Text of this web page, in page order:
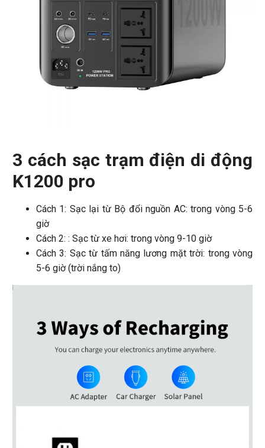
3 cách sạc trạm điện di động
K1200 pro
Cách 1: Sạc lại từ Bộ đổi nguồn AC: trong vòng 5-6
giờ
Cách 2: : Sạc từ xe hơi: trong vòng 9-10 giờ
Cách 3: Sạc từ tấm năng lương mặt trời: trong vòng
5-6 giờ (trời nắng to)